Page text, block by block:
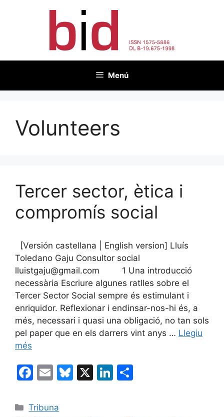
Menú
Volunteers
Tercer sector, ètica i
compromís social
[Versión castellana | English version] Lluís
Toledano Gaju Consultor social
lluistgaju@gmail.com 1 Una introducció
necessària Escriure algunes ratlles sobre el
Tercer Sector Social sempre és estimulant i
enriquidor. Reflexionar i endinsar-nos-hi és, a
més, necessari i quasi una obligació, no tan sols
pel paper que en els darrers vint anys … Llegiu
més
F
c
E
ai
Bl X
Li
Categories
Tribuna